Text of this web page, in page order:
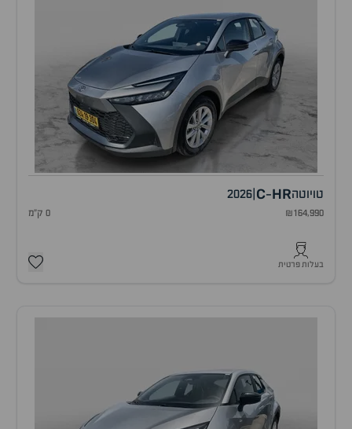
טויוטה C-HR
2026
₪164,990 0 ק"מ
בעלות פרטית